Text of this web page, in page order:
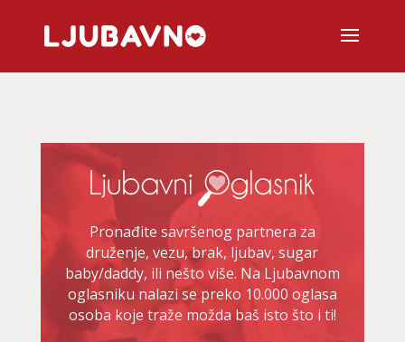
Pronađite savršenog partnera za
druženje, vezu, brak, ljubav, sugar
baby/daddy, ili nešto više. Na Ljubavnom
oglasniku nalazi se preko 10.000 oglasa
osoba koje traže možda baš isto što i ti!